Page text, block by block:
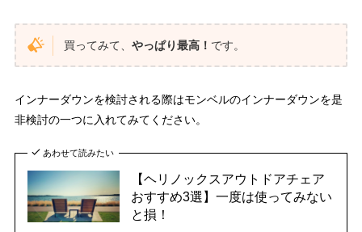
買ってみて、やっぱり最高！ です。
インナーダウンを検討される際はモンベルのインナーダウンを是
非検討の一つに入れてみてください。
あわせて読みたい
【ヘリノックスアウトドアチェア
おすすめ3選】一度は使ってみない
と損！